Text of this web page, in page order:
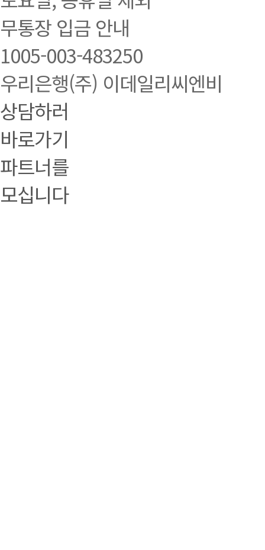
무통장 입금 안내
1005-003-483250
우리은행(주) 이데일리씨엔비
상담하러
바로가기
파트너를
모십니다